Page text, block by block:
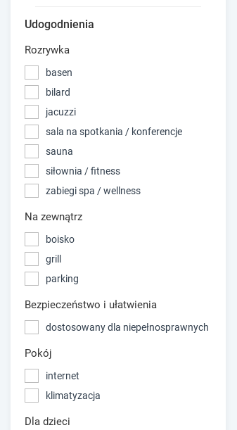
Udogodnienia
Rozrywka
basen
bilard
jacuzzi
sala na spotkania / konferencje
sauna
siłownia / fitness
zabiegi spa / wellness
Na zewnątrz
boisko
grill
parking
Bezpieczeństwo i ułatwienia
dostosowany dla niepełnosprawnych
Pokój
internet
klimatyzacja
Dla dzieci